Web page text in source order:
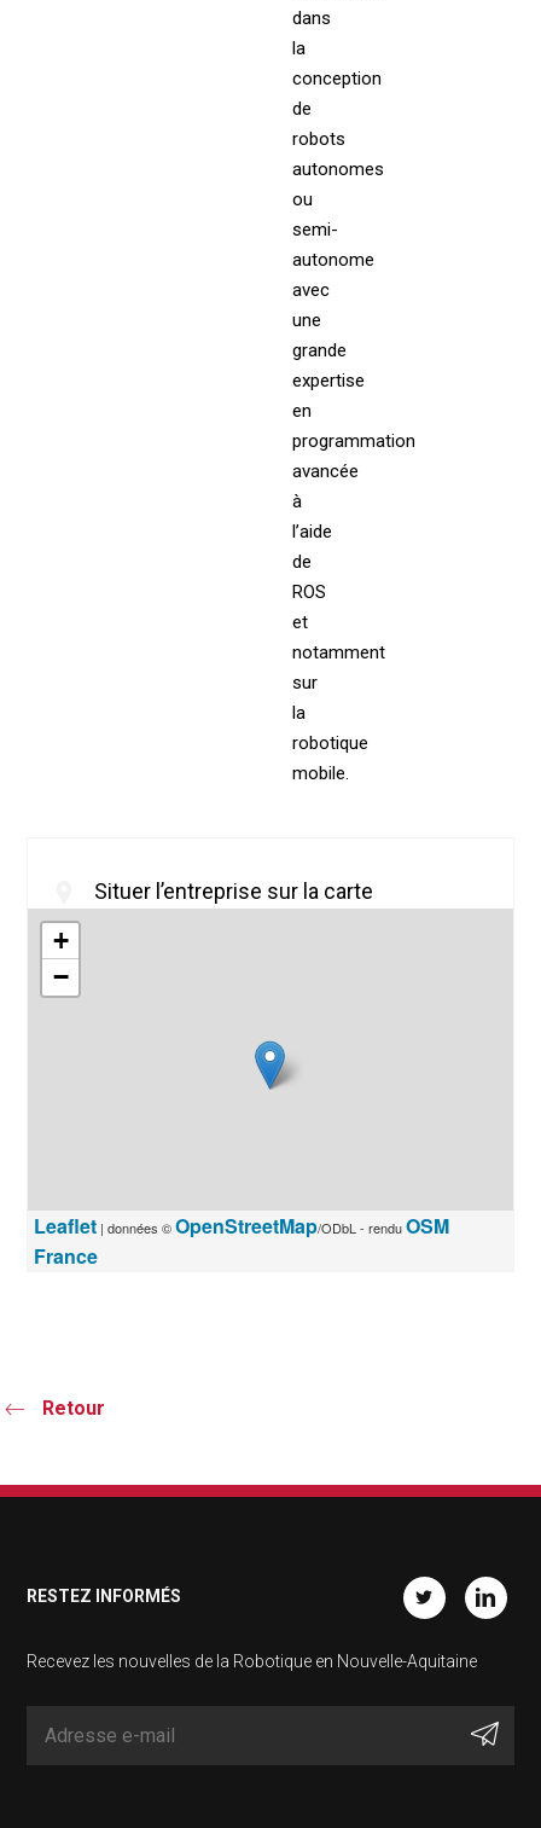
dans
la
conception
de
robots
autonomes
ou
semi-
autonome
avec
une
grande
expertise
en
programmation
avancée
à
l’aide
de
ROS
et
notamment
sur
la
robotique
mobile.
Situer l’entreprise sur la carte
+
−
Leaflet | données ©OpenStreetMap/ODbL - renduOSM
France
Retour
RESTEZ INFORMÉS
Recevez les nouvelles de la Robotique en Nouvelle-Aquitaine